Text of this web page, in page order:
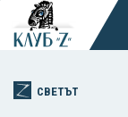
СВЕТЪТ